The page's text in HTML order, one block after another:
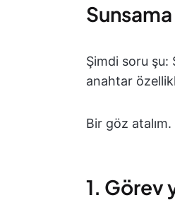
Şimdi soru şu:
anahtar
Bir göz atalım.
1. Görev